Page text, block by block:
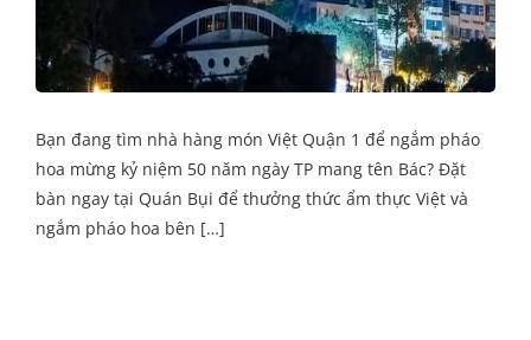
Bạn đang tìm nhà hàng món Việt Quận 1 để ngắm pháo
hoa mừng kỷ niệm 50 năm ngày TP mang tên Bác? Đặt
bàn ngay tại Quán Bụi để thưởng thức ẩm thực Việt và
ngắm pháo hoa bên […]